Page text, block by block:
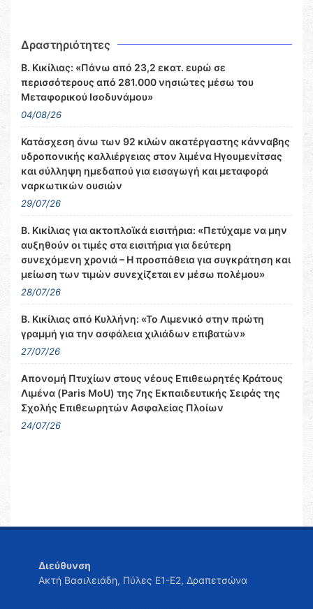
Δραστηριότητες
Β. Κικίλιας: «Πάνω από 23,2 εκατ. ευρώ σε
περισσότερους από 281.000 νησιώτες μέσω του
Μεταφορικού Ισοδυνάμου»
04/08/26
Κατάσχεση άνω των 92 κιλών ακατέργαστης κάνναβης
υδροπονικής καλλιέργειας στον λιμένα Ηγουμενίτσας
και σύλληψη ημεδαπού για εισαγωγή και μεταφορά
ναρκωτικών ουσιών
29/07/26
Β. Κικίλιας για ακτοπλοϊκά εισιτήρια: «Πετύχαμε να μην
αυξηθούν οι τιμές στα εισιτήρια για δεύτερη
συνεχόμενη χρονιά – Η προσπάθεια για συγκράτηση και
μείωση των τιμών συνεχίζεται εν μέσω πολέμου»
28/07/26
Β. Κικίλιας από Κυλλήνη: «Το Λιμενικό στην πρώτη
γραμμή για την ασφάλεια χιλιάδων επιβατών»
27/07/26
Απονομή Πτυχίων στους νέους Επιθεωρητές Κράτους
Λιμένα (Paris MoU) της 7ης Εκπαιδευτικής Σειράς της
Σχολής Επιθεωρητών Ασφαλείας Πλοίων
24/07/26
Διεύθυνση
Ακτή Βασιλειάδη, Πύλες Ε1-Ε2, Δραπετσώνα